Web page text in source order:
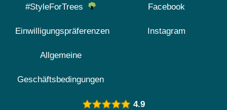
#StyleForTrees
Einwilligungspräferenzen
Allgemeine
Geschäftsbedingungen
Facebook
Instagram
4.9